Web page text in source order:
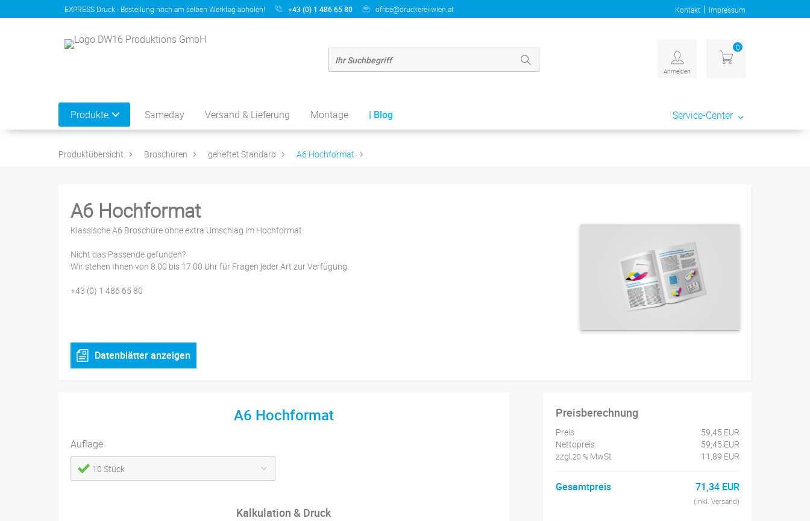
EXPRESS Druck - Bestellung noch am selben Werktag abholen! +43 (0) 1 486 65 80 office@druckerei-wien.at Kontakt | Impressum
Anmelden
0
Produkte Sameday Versand & Lieferung Montage | Blog Service-Center
Produktübersicht Broschüren geheftet Standard A6 Hochformat
A6 Hochformat
Klassische A6 Broschüre ohne extra Umschlag im Hochformat.
Nicht das Passende gefunden?
Wir stehen Ihnen von 8.00 bis 17.00 Uhr für Fragen jeder Art zur Verfügung.
+43 (0) 1 486 65 80
Datenblätter anzeigen
A6 Hochformat
Auflage
10 Stück
Kalkulation & Druck
Preisberechnung
Preis
59,45 EUR
Nettopreis
59,45 EUR
zzgl.20 % MwSt 11,89 EUR
Gesamtpreis 71,34 EUR
(inkl. Versand)